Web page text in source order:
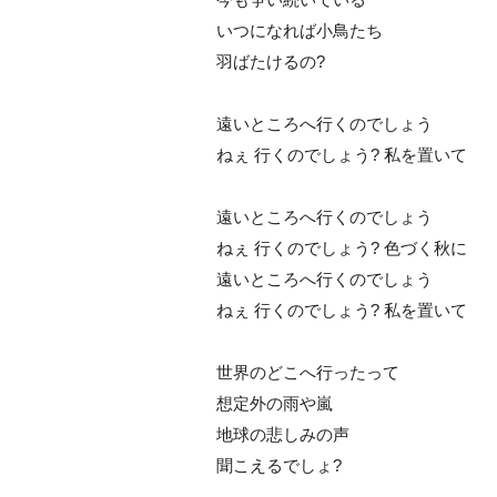
いつになれば小鳥たち
羽ばたけるの?
遠いところへ行くのでしょう
ねぇ 行くのでしょう? 私を置いて
遠いところへ行くのでしょう
ねぇ 行くのでしょう? 色づく秋に
遠いところへ行くのでしょう
ねぇ 行くのでしょう? 私を置いて
世界のどこへ行ったって
想定外の雨や嵐
地球の悲しみの声
聞こえるでしょ?